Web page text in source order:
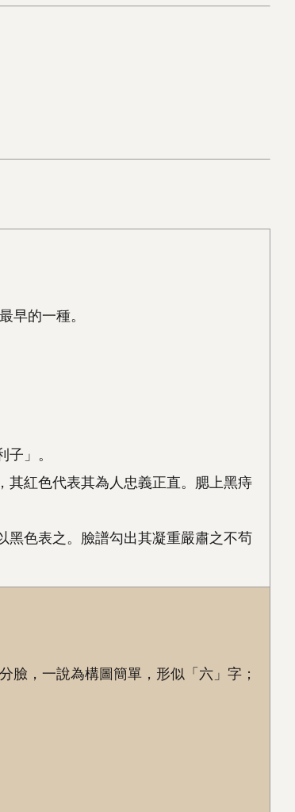
早的一種。
」。
其紅色代表其為人忠義正直。腮上黑痔
黑色表之。臉譜勾出其凝重嚴肅之不茍
臉，一說為構圖簡單，形似「六」字；